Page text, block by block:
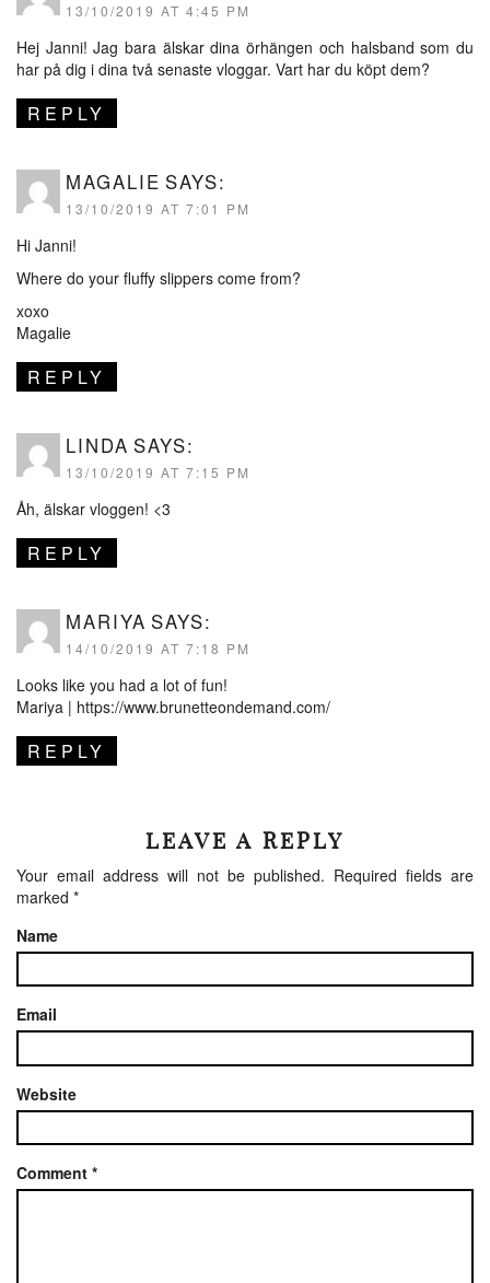
13/10/2019 AT 4:45 PM
Hej Janni! Jag bara älskar dina örhängen och halsband som du
har på dig i dina två senaste vloggar. Vart har du köpt dem?
REPLY
MAGALIE SAYS:
13/10/2019 AT 7:01 PM
Hi Janni!
Where do your fluffy slippers come from?
xoxo
Magalie
REPLY
LINDA SAYS:
13/10/2019 AT 7:15 PM
Åh, älskar vloggen! <3
REPLY
MARIYA SAYS:
14/10/2019 AT 7:18 PM
Looks like you had a lot of fun!
Mariya | https://www.brunetteondemand.com/
REPLY
LEAVE A REPLY
Your email address will not be published. Required fields are
marked *
Name
Email
Website
Comment *